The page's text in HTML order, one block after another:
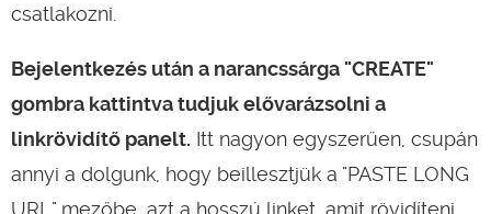
csatlakozni.
Bejelentkezés után a narancssárga "CREATE"
gombra kattintva tudjuk elővarázsolni a
linkrövidítő panelt. Itt nagyon egyszerűen, csupán
annyi a dolgunk, hogy beillesztjük a "PASTE LONG
URL" mezőbe, azt a hosszú linket, amit rövidíteni